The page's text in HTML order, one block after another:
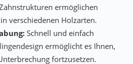
ermöglichen
verschiedenen Holzarten.
Schnell und einfach
ermöglicht es Ihnen,
fortzusetzen.